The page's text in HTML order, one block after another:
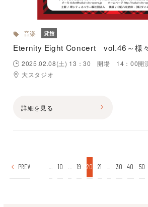
音楽 貸館
Eternity Eight Concert vol.46～様
2025.02.08(土) 13：30 開場 14：00開
大スタジオ
詳細を見る
PREV ... 10 ... 19 20 21 ... 30 40 50